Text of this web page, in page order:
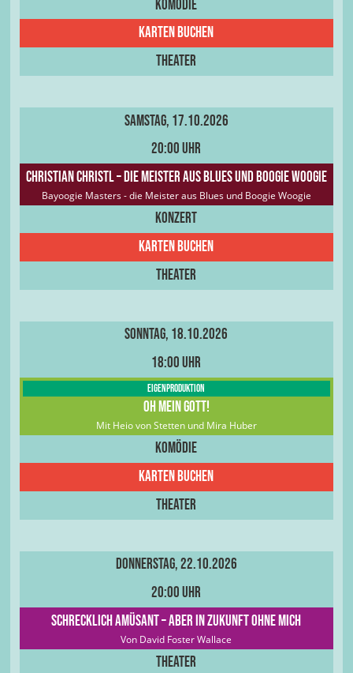
Komödie
Karten buchen
Theater
Samstag, 17.10.2026
20:00 Uhr
Christian Christl – die Meister aus Blues und Boogie Woogie
Bayoogie Masters - die Meister aus Blues und Boogie Woogie
Konzert
Karten Buchen
Theater
Sonntag, 18.10.2026
18:00 Uhr
Eigenproduktion
Oh Mein Gott!
Mit Heio von Stetten und Mira Huber
Komödie
Karten buchen
Theater
Donnerstag, 22.10.2026
20:00 Uhr
Schrecklich amüsant – aber in Zukunft ohne mich
Von David Foster Wallace
Theater